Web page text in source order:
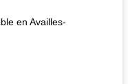
en Availles-